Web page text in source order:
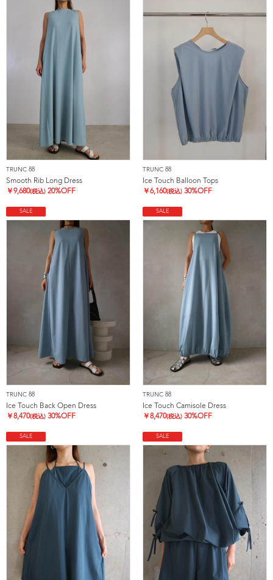
TRUNC 88
Smooth Rib Long Dress
￥9,680(税込) 20%OFF
TRUNC 88
Ice Touch Balloon Tops
￥6,160(税込) 30%OFF
SALE
TRUNC 88
Ice Touch Back Open Dress
￥8,470(税込) 30%OFF
SALE
TRUNC 88
Ice Touch Camisole Dress
￥8,470(税込) 30%OFF
SALE SALE